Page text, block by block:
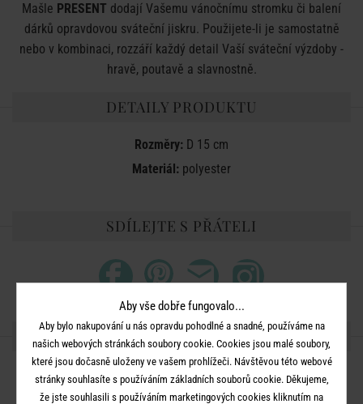
Mašle PRESENT dodají Vašemu vánočnímu stromku či balení
dárků opravdovou sváteční jiskru. Použijete-li je samostatně
nebo v kombinaci, rozzáří každý detail Vaší sváteční výzdoby -
hravě, poutavě a slavnostně.
DETAILY PRODUKTU
Rozměry: D 15 cm
Materiál: polyester
SDÍLEJTE S PŘÁTELI
DALŠÍ PRODUKTY ZE SÉRIE
Aby vše dobře fungovalo...
Aby bylo nakupování u nás opravdu pohodlné a snadné, používáme na
našich webových stránkách soubory cookie. Cookies jsou malé soubory,
které jsou dočasně uloženy ve vašem prohlížeči. Návštěvou této webové
stránky souhlasíte s používáním základních souborů cookie. Děkujeme,
že jste souhlasili s používáním marketingových cookies kliknutím na